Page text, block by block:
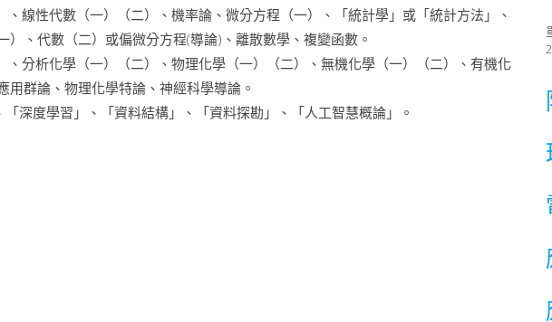
線性代數（一）（二）、機率論、微分方程（一）、「統計學」或「統計方法」、
、代數（二）或偏微分方程(導論)、離散數學、複變函數。
分析化學（一）（二）、物理化學（一）（二）、無機化學（一）（二）、有機化
群論、物理化學特論、神經科學導論。
深度學習」、「資料結構」、「資料探勘」、「人工智慧概論」。